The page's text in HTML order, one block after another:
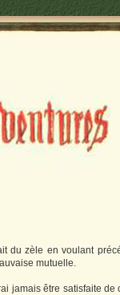
du zèle en voulant
mutuelle.
jamais être satisfaite